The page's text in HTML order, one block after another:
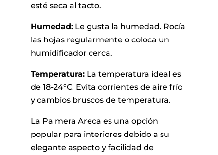
esté seca al tacto.
Humedad:Le gusta la humedad. Rocía
las hojas regularmente o coloca un
humidificador cerca.
Temperatura:La temperatura ideal es
de 18-24°C. Evita corrientes de aire frío
y cambios bruscos de temperatura.
La Palmera Areca es una opción
popular para interiores debido a su
elegante aspecto y facilidad de